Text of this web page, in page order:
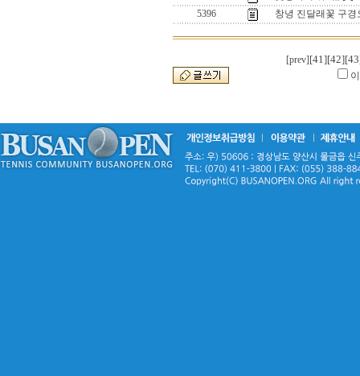
5396
창녕 진달래꽃 구경
[prev] [41][42]